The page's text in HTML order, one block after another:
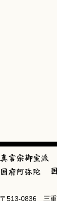
〒513-0836 三重